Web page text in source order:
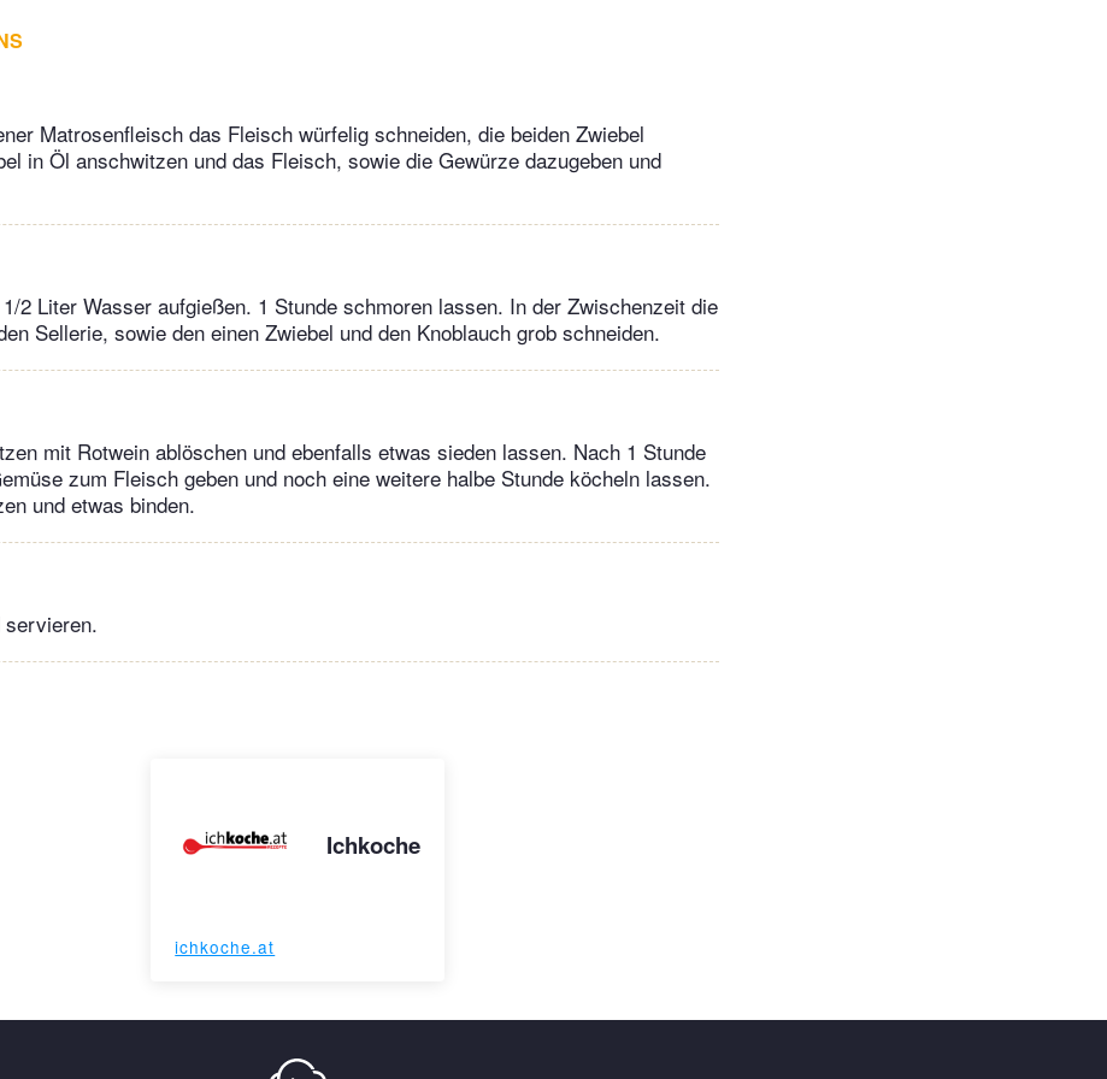
Matrosenfleisch das Fleisch würfelig schneiden, die beiden Zwiebel
in Öl anschwitzen und das Fleisch, sowie die Gewürze dazugeben und
2 Liter Wasser aufgießen. 1 Stunde schmoren lassen. In der Zwischenzeit die
Sellerie, sowie den einen Zwiebel und den Knoblauch grob schneiden.
mit Rotwein ablöschen und ebenfalls etwas sieden lassen. Nach 1 Stunde
zum Fleisch geben und noch eine weitere halbe Stunde köcheln lassen.
und etwas binden.
servieren.
Ichkoche
ichkoche.at